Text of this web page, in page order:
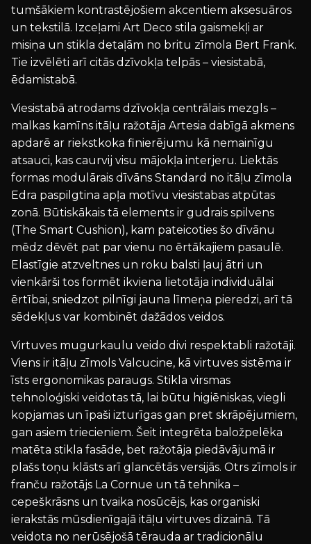
tumšākiem kontrastējošiem akcentiem aksesuāros
un tekstilā. Izceļami Art Deco stila gaismekļi ar
misiņa un stikla detaļām no britu zīmola Bert Frank.
Tie izvēlēti arī citās dzīvokļa telpās – viesistabā,
ēdamistabā.
Viesistabā atrodams dzīvokļa centrālais mezgls –
malkas kamīns itāļu ražotāja Artesia dabīgā akmens
apdarē ar riekstkoka finierējumu kā nemainīgu
atsauci, kas caurvij visu mājokļa interjeru. Liektās
formas modulārais dīvāns Standard no itāļu zīmola
Edra paspilgtina apļa motīvu viesistabas atpūtas
zonā. Būtiskākais tā elements ir gudrais spilvens
(The Smart Cushion), kam pateicoties šo dīvānu
mēdz dēvēt pat par vienu no ērtākajiem pasaulē.
Elastīgie atzveltnes un roku balsti ļauj ātri un
vienkārši tos formēt ikviena lietotāja individuālai
ērtībai, sniedzot pilnīgi jauna līmeņa pieredzi, arī tā
sēdekļus var kombinēt dažādos veidos.
Virtuves mugurkaulu veido divi respektabli ražotāji.
Viens ir itāļu zīmols Valcucine, kā virtuves sistēma ir
īsts ergonomikas paraugs. Stikla virsmas
tehnoloģiski veidotas tā, lai būtu higiēniskas, viegli
kopjamas un īpaši izturīgas gan pret skrāpējumiem,
gan asiem triecieniem. Šeit integrēta baložpelēka
matēta stikla fasāde, bet ražotāja piedāvājumā ir
plašs toņu klāsts arī glancētās versijās. Otrs zīmols ir
franču ražotājs La Cornue un tā tehnika –
cepeškrāsns un tvaika nosūcējs, kas organiski
ierakstās mūsdienīgajā itāļu virtuves dizainā. Tā
veidota no nerūsējošā tērauda ar tradicionālu